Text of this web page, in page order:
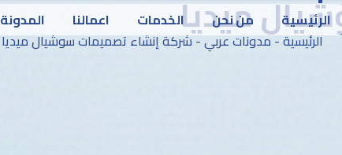
الرئيسية من نحن الخدمات اعمالنا المدونة ميديا الرئيسية-مدونات عربي-شركة إنشاء تصميمات سوشيال ميديا